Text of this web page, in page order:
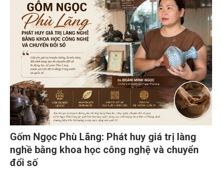
hút sự tham gia của hơn 100 đại biểu là lãnh đạo
các đơn vị thuộc Bộ Nông nghiệp và Môi trường,
chuyên gia, nhà khoa học, Sở Nông nghiệp và Môi
trường tỉnh Lai Châu và đại diện các cơ quan đơn vị
doanh nghiệp ở các tỉnh miền núi phía Bắc.
Gốm Ngọc Phù Lãng: Phát huy giá trị làng
nghề bằng khoa học công nghệ và chuyển
đổi số